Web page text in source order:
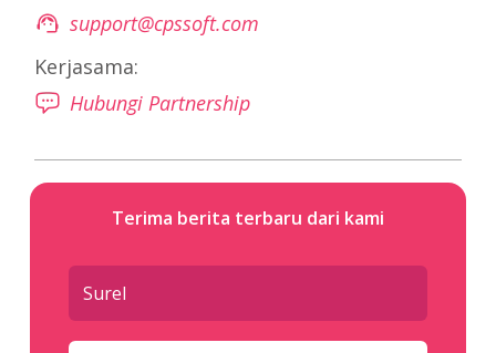
support@cpssoft.com
Kerjasama:
Hubungi Partnership
Terima berita terbaru dari kami